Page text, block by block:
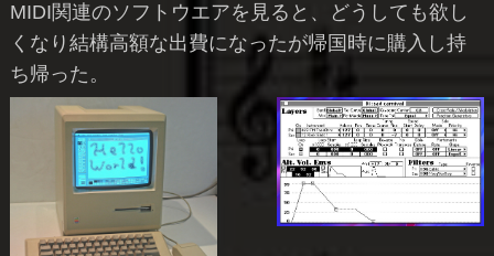
MIDI関連のソフトウエアを見ると、どうしても欲し
くなり結構高額な出費になったが帰国時に購入し持
ち帰った。